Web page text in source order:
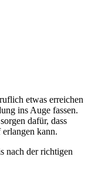
etwas erreichen
ins Auge fassen.
dafür, dass
kann.
nach der richtigen